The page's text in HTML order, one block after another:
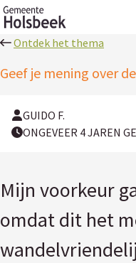
Ontdek het thema
Geef je mening over
GUIDO F.
ONGEVEER 4 JAREN
Mijn voorkeur
omdat dit het